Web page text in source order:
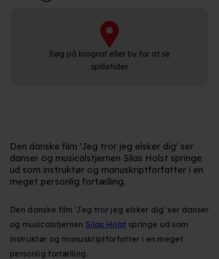
Søg på biograf eller by for at se
spilletider.
Den danske film 'Jeg tror jeg elsker dig' ser
danser og musicalstjernen Silas Holst springe
ud som instruktør og manuskriptforfatter i en
meget personlig fortælling.
Den danske film 'Jeg tror jeg elsker dig' ser danser
og musicalstjernen Silas Holst springe ud som
instruktør og manuskriptforfatter i en meget
personlig fortælling.